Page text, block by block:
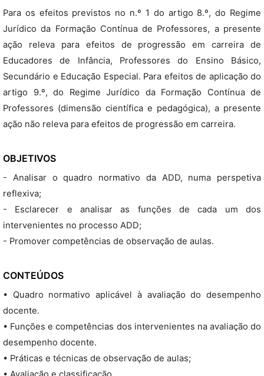
Para os efeitos previstos no n.º 1 do artigo 8.º, do Regime
Jurídico da Formação Contínua de Professores, a presente
ação releva para efeitos de progressão em carreira de
Educadores de Infância, Professores do Ensino Básico,
Secundário e Educação Especial. Para efeitos de aplicação do
artigo 9.º, do Regime Jurídico da Formação Contínua de
Professores (dimensão científica e pedagógica), a presente
ação não releva para efeitos de progressão em carreira.
OBJETIVOS
- Analisar o quadro normativo da ADD, numa perspetiva
reflexiva;
- Esclarecer e analisar as funções de cada um dos
intervenientes no processo ADD;
- Promover competências de observação de aulas.
CONTEÚDOS
• Quadro normativo aplicável à avaliação do desempenho
docente.
• Funções e competências dos intervenientes na avaliação do
desempenho docente.
• Práticas e técnicas de observação de aulas;